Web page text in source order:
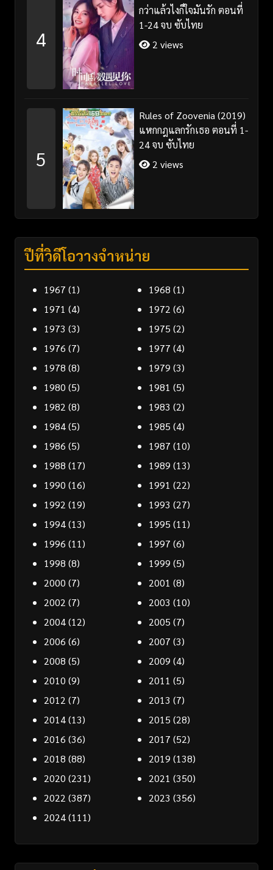
4
กว่าแล้วไงก็ใจมันรัก ตอนที่
1-24 จบ ซับไทย
2 views
5
Rules of Zoovenia (2019)
แหกกฎแลกรักเธอ ตอนที่ 1-
24 จบ ซับไทย
2 views
ปีที่วิดีโอวางจำหน่าย
1967 (1) 1968 (1)
1971 (4) 1972 (6)
1973 (3) 1975 (2)
1976 (7) 1977 (4)
1978 (8) 1979 (3)
1980 (5) 1981 (5)
1982 (8) 1983 (2)
1984(5) 1985 (4)
1986 (5) 1987 (10)
1988 (17) 1989 (13)
1990 (16) 1991 (22)
1992 (19) 1993 (27)
1994(13) 1995 (11)
1996 (11) 1997 (6)
1998 (8) 1999 (5)
2000 (7) 2001 (8)
2002 (7) 2003 (10)
2004(12) 2005 (7)
2006 (6) 2007 (3)
2008 (5) 2009 (4)
2010 (9) 2011 (5)
2012 (7) 2013 (7)
2014(13) 2015 (28)
2016 (36) 2017 (52)
2018 (88) 2019 (138)
2020 (231) 2021 (350)
2022 (387) 2023 (356)
2024(111)